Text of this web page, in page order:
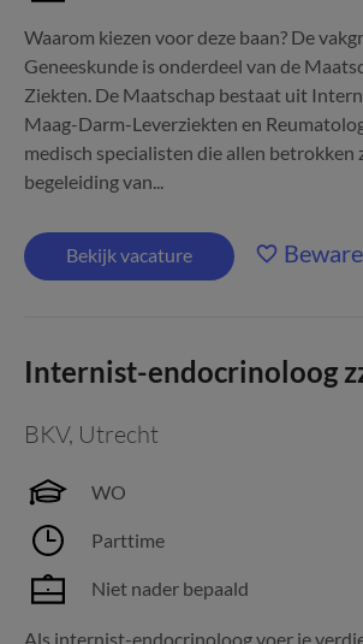
Waarom kiezen voor deze baan? De
Geneeskunde is onderdeel van de
Ziekten. De Maatschap bestaat uit
Maag-Darm-Leverziekten en
medisch specialisten die allen betrokken
begeleiding van...
Bekijk vacature
Internist-endocrinoloog
BKV, Utrecht
WO
Parttime
Niet nader bepaald
Als internist-endocrinoloog voer je